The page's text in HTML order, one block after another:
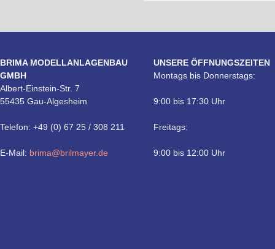
BRIMA MODELLANLAGENBAU
GMBH
Albert-Einstein-Str. 7
55435 Gau-Algesheim
Telefon: +49 (0) 67 25 / 308 211
E-Mail: brima@brilmayer.de
UNSERE ÖFFNUNGSZEITEN
Montags bis Donnerstags:
9:00 bis 17:30 Uhr
Freitags:
9:00 bis 12:00 Uhr